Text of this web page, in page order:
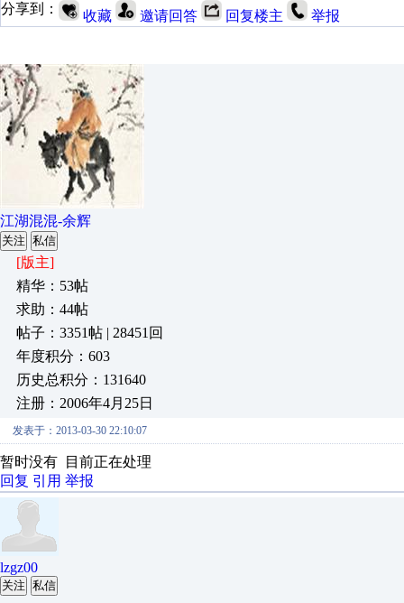
分享到：
收藏 邀请回答 回复楼主 举报
江湖混混-余辉
关注 私信
[版主]
精华：53帖
求助：44帖
帖子：3351帖 | 28451回
年度积分：603
历史总积分：131640
注册：2006年4月25日
发表于：2013-03-30 22:10:07
暂时没有 目前正在处理
回复 引用 举报
lzgz00
关注 私信